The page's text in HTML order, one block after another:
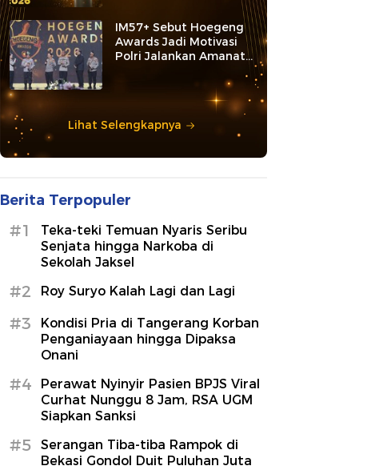
IM57+ Sebut Hoegeng
Awards Jadi Motivasi
Polri Jalankan Amanat
Lihat Selengkapnya
Berita Terpopuler
#1
Teka-teki Temuan Nyaris Seribu
Senjata hingga Narkoba di
Sekolah Jaksel
#2 Roy Suryo Kalah Lagi dan Lagi
#3
Kondisi Pria di Tangerang Korban
Penganiayaan hingga Dipaksa
Onani
#4
Perawat Nyinyir Pasien BPJS Viral
Curhat Nunggu 8 Jam, RSA UGM
Siapkan Sanksi
#5
Serangan Tiba-tiba Rampok di
Bekasi Gondol Duit Puluhan Juta